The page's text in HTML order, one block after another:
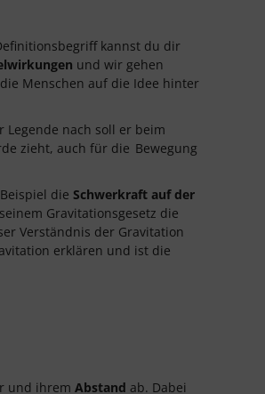
kannst du dir
und wir gehen
Menschen auf die Idee hinter
nach soll er beim
zieht, auch für die Bewegung
dieSchwerkraft auf der
Gravitationsgesetz die
Verständnis der Gravitation
erklären und ist die
und ihrem Abstand ab. Dabei